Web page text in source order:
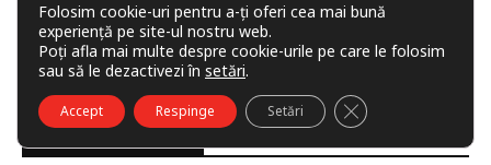
Folosim cookie-uri pentru a-ți oferi cea mai bună
experiență pe site-ul nostru web.
Poți afla mai multe despre cookie-urile pe care le folosim
sau să le dezactivezi în setări.
Accept Respinge Setări CLOSE GDPR